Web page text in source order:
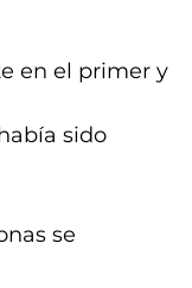
en el primer y
sido
se